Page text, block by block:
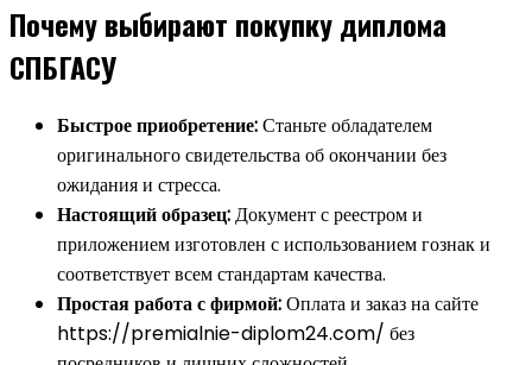
Почему выбирают покупку диплома
СПБГАСУ
Быстрое приобретение:Станьте обладателем
оригинального свидетельства об окончании без
ожидания и стресса.
Настоящий образец:Документ с реестром и
приложением изготовлен с использованием гознак и
соответствует всем стандартам качества.
Простая работа с фирмой:Оплата и заказ на сайте
https://premialnie-diplom24.com/ без